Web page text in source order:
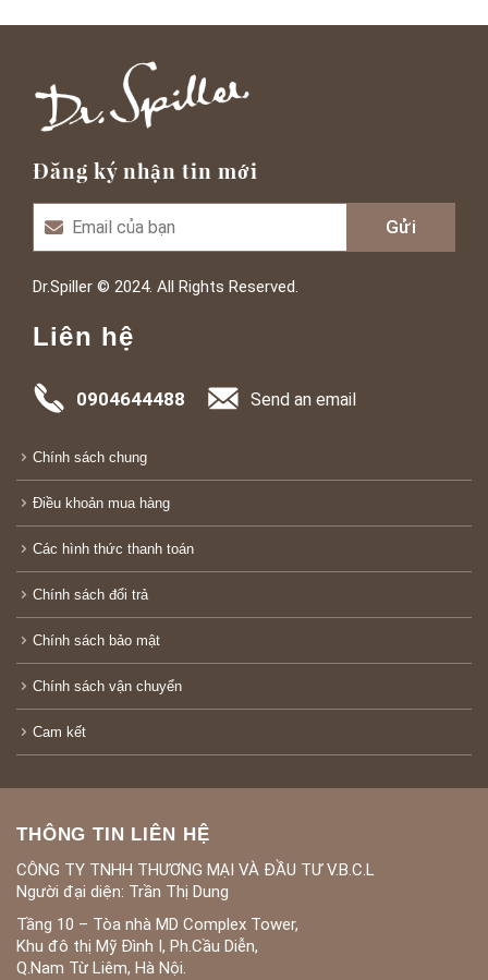
Đăng ký nhận tin mới
Dr.Spiller © 2024. All Rights Reserved.
Liên hệ
0904644488 Send an email
Chính sách chung
Điều khoản mua hàng
Các hình thức thanh toán
Chính sách đổi trả
Chính sách bảo mật
Chính sách vận chuyển
Cam kết
THÔNG TIN LIÊN HỆ
CÔNG TY TNHH THƯƠNG MẠI VÀ ĐẦU TƯ V.B.C.L
Người đại diện: Trần Thị Dung
Tầng 10 – Tòa nhà MD Complex Tower,
Khu đô thị Mỹ Đình I, Ph.Cầu Diễn,
Q.Nam Từ Liêm, Hà Nội.